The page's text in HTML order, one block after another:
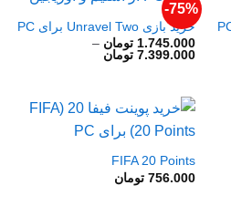
75%-
خرید بازی Unravel Two برای PC
1.745.000 تومان –
7.399.000 تومانمحدوده
7.399.000 تومان
FIFA 20 Points
756.000 تومان